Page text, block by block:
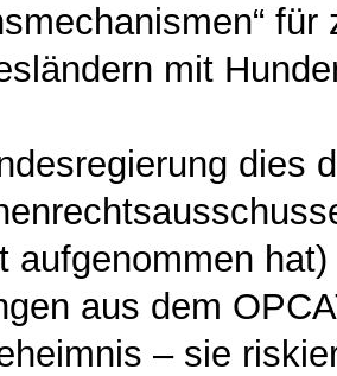
mit
dies
aufgenommen
aus dem
– sie